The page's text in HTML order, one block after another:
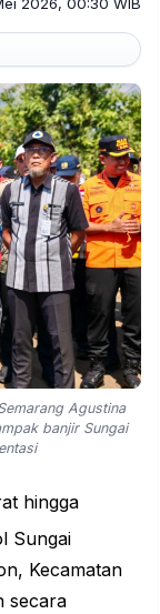
2026, 00:30 WIB
Agustina
banjir Sungai
hingga
Sungai
Kecamatan
secara